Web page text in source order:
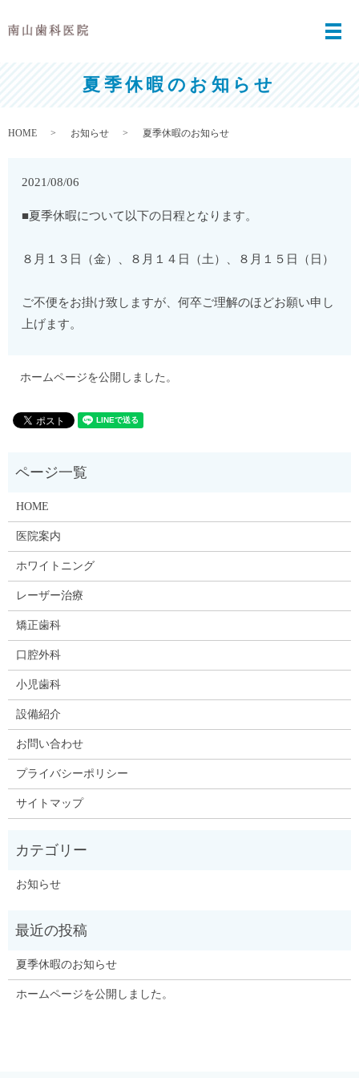
メ
夏季休暇のお知らせ
HOME お知らせ 夏季休暇のお知らせ
2021/08/06
■夏季休暇について以下の日程となります。
８月１３日（金）、 ８月１４日（土）、 ８月１５日（日）
ご不便をお掛け致しますが、何卒ご理解のほどお願い申し
上げます。
ホームページを公開しました。
HOME
医院案内
ホワイトニング
レーザー治療
矯正歯科
口腔外科
小児歯科
設備紹介
お問い合わせ
プライバシーポリシー
サイトマップ
お知らせ
夏季休暇のお知らせ
ホームページを公開しました。